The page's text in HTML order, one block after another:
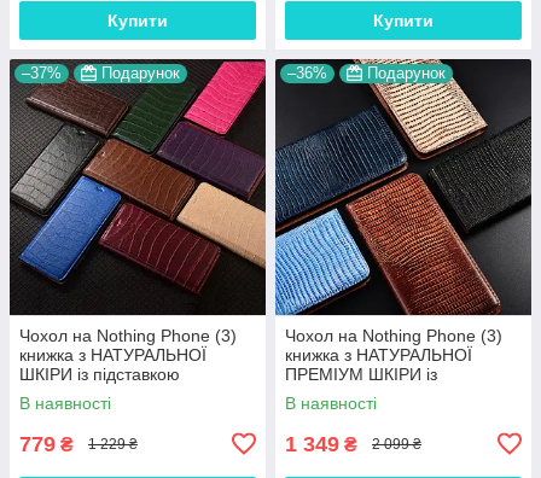
Купити Купити
–37% Подарунок
Чохол на Nothing Phone (3)
книжка з НАТУРАЛЬНОЇ
ШКІРИ із підставкою
візитницею протиударний
магнітний "LUXOR"
В наявності
779 ₴ 1 229 ₴
–36% Подарунок
Чохол на Nothing Phone (3)
книжка з НАТУРАЛЬНОЇ
ПРЕМІУМ ШКІРИ із
підставкою протиударний
магнітний "VARAN"
В наявності
1 349 ₴ 2 099 ₴